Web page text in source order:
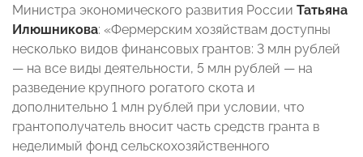
Министра экономического развития России Татьяна
Илюшникова: «Фермерским хозяйствам доступны
несколько видов финансовых грантов: 3 млн рублей
— на все виды деятельности, 5 млн рублей — на
разведение крупного рогатого скота и
дополнительно 1 млн рублей при условии, что
грантополучатель вносит часть средств гранта в
неделимый фонд сельскохозяйственного